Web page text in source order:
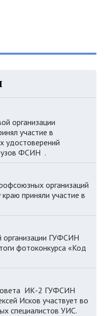
организации
участие в
удостоверений
ФСИН .
организаций
приняли участие в
ГУФСИН
фотоконкурса «Код
ИК-2 ГУФСИН
Исков участвует во
специалистов УИС.